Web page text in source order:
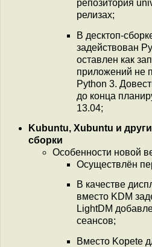
репозитория
релизах;
В десктоп-
задействован
оставлен как
приложений не
Python 3.
до конца
13.04;
Kubuntu, Xubuntu и
сборки
Особенности новой
Осуществлён
В качестве
вместо KDM
LightDM
сеансов;
Вместо Kopete